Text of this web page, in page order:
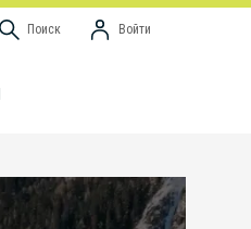
Поиск Войти